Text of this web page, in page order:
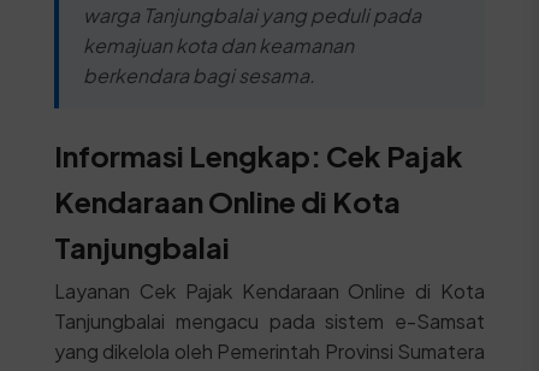
warga Tanjungbalai yang peduli pada
kemajuan kota dan keamanan
berkendara bagi sesama.
Informasi Lengkap: Cek Pajak
Kendaraan Online di Kota
Tanjungbalai
Layanan Cek Pajak Kendaraan Online di Kota
Tanjungbalai mengacu pada sistem e-Samsat
yang dikelola oleh Pemerintah Provinsi Sumatera